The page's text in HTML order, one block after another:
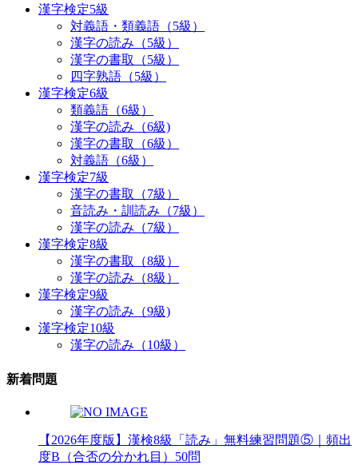
漢字検定5級
対義語・類義語（5級）
漢字の読み（5級）
漢字の書取（5級）
四字熟語（5級）
漢字検定6級
類義語（6級）
漢字の読み（6級)
漢字の書取（6級）
対義語（6級）
漢字検定7級
漢字の書取（7級）
音読み・訓読み（7級）
漢字の読み（7級）
漢字検定8級
漢字の書取（8級）
漢字の読み（8級）
漢字検定9級
漢字の読み（9級)
漢字検定10級
漢字の読み（10級）
新着問題
【2026年度版】漢検8級「読み」無料練習問題⑤｜頻出
度B（合否の分かれ目）50問